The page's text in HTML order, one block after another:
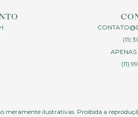
(11)
(11)
meramente ilustrativas. Proibida a